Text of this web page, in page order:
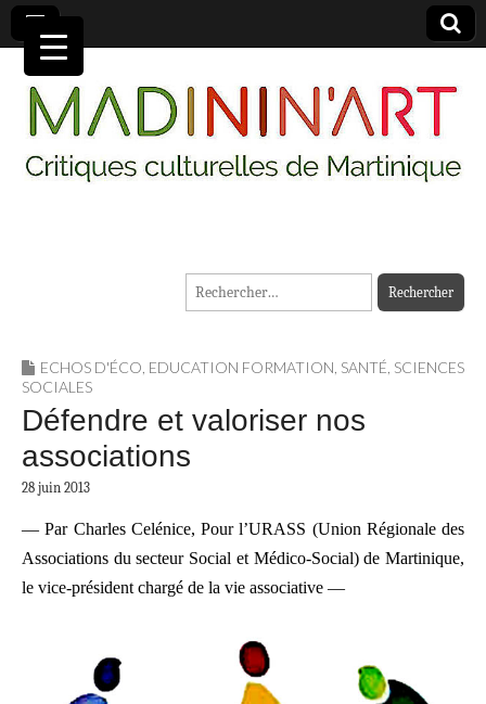
MADININ'ART
Rechercher :
ECHOS D'ÉCO, EDUCATION FORMATION, SANTÉ, SCIENCES
SOCIALES
Défendre et valoriser nos
associations
28 juin 2013
— Par Charles Celénice, Pour l’URASS (Union Régionale des
Associations du secteur Social et Médico-Social) de Martinique,
le vice-président chargé de la vie associative —